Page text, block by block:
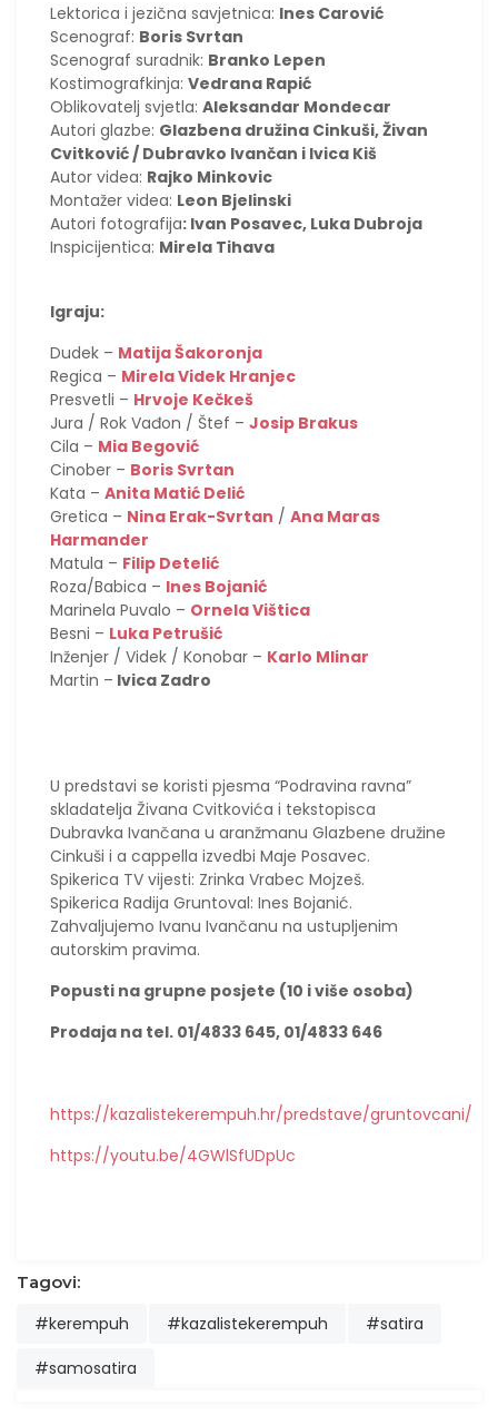
Lektorica i jezična savjetnica: Ines Carović
Scenograf: Boris Svrtan
Scenograf suradnik: Branko Lepen
Kostimografkinja: Vedrana Rapić
Oblikovatelj svjetla: Aleksandar Mondecar
Autori glazbe: Glazbena družina Cinkuši, Živan
Cvitković / Dubravko Ivančan i Ivica Kiš
Autor videa: Rajko Minkovic
Montažer videa: Leon Bjelinski
Autori fotografija: Ivan Posavec, Luka Dubroja
Inspicijentica: Mirela Tihava
Igraju:
Dudek – Matija Šakoronja
Regica – Mirela Videk Hranjec
Presvetli – Hrvoje Kečkeš
Jura / Rok Vađon / Štef – Josip Brakus
Cila – Mia Begović
Cinober – Boris Svrtan
Kata – Anita Matić Delić
Gretica – Nina Erak-Svrtan / Ana Maras
Harmander
Matula – Filip Detelić
Roza/Babica – Ines Bojanić
Marinela Puvalo – Ornela Vištica
Besni – Luka Petrušić
Inženjer / Videk / Konobar – Karlo Mlinar
Martin – Ivica Zadro
U predstavi se koristi pjesma “Podravina ravna”
skladatelja Živana Cvitkovića i tekstopisca
Dubravka Ivančana u aranžmanu Glazbene družine
Cinkuši i a cappella izvedbi Maje Posavec.
Spikerica TV vijesti: Zrinka Vrabec Mojzeš.
Spikerica Radija Gruntoval: Ines Bojanić.
Zahvaljujemo Ivanu Ivančanu na ustupljenim
autorskim pravima.
Popusti na grupne posjete (10 i više osoba)
Prodaja na tel. 01/4833 645, 01/4833 646
https://kazalistekerempuh.hr/predstave/gruntovcani/
https://youtu.be/4GWlSfUDpUc
Tagovi:
#kerempuh #kazalistekerempuh
#satira
#samosatira